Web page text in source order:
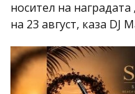
носител на
на 23 август, каза DJ